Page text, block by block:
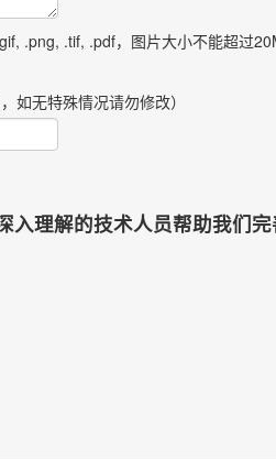
.png, .tif, .pdf，图片大小不能超过
如无特殊情况请勿修改）
入理解的技术人员帮助我们